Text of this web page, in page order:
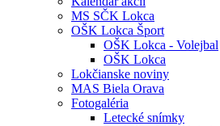
MS SČK Lokca
OŠK Lokca Šport
OŠK Lokca - Volejbal
OŠK Lokca
Lokčianske noviny
MAS Biela Orava
Fotogaléria
Letecké snímky